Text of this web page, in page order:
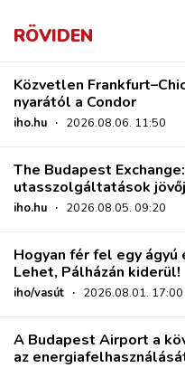
RÖVIDEN
Közvetlen
nyarától a Condor
iho.hu · 2026.08.06. 11:50
The Budapest
utasszolgáltatások
iho.hu · 2026.08.05. 09:20
Hogyan fér fel egy ágyú
Lehet, Pálházán kiderül!
iho/vasút · 2026.08.01. 17:00
A Budapest Airport a
az